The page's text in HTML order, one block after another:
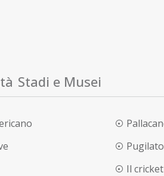
Stadi e Musei
Pugilato
Il cricket